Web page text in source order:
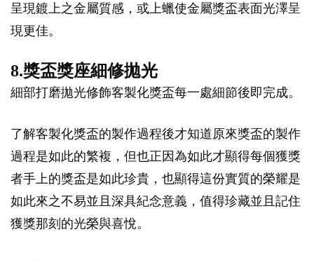
呈現鍍上之金屬質感，或上蠟使金屬獎盃表面光澤呈
現更佳。
8.獎盃獎座細修拋光
細部打磨拋光修飾客製化獎盃每一處細節後即完成。
了解客製化獎盃的製作過程後才知道原來獎盃的製作
過程是如此的繁複，但也正因為如此才顯得每個獲獎
者手上的獎盃是如此珍貴，也顯得這份實質的榮耀是
如此來之不易並且深具紀念意義，值得珍藏並且記住
獲獎那刻的光榮與喜悅。